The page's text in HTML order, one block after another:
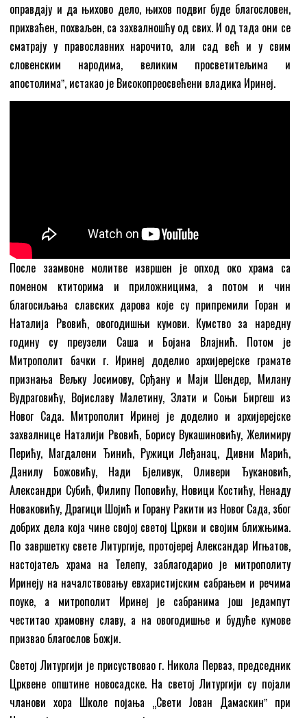
оправдају и да њихово дело, њихов подвиг буде благословен,
прихваћен, похваљен, са захвалношћу од свих. И од тада они се
сматрају у православних нарочито, али сад већ и у свим
словенским народима, великим просветитељима и
апостолимаˮ, истакао је Високопреосвећени владика Иринеј.
После заамвоне молитве извршен је опход око храма са
поменом ктиторима и приложницима, а потом и чин
благосиљања славских дарова које су припремили Горан и
Наталија Рвовић, овогодишњи кумови. Кумство за наредну
годину су преузели Саша и Бојана Влајнић. Потом је
Митрополит бачки г. Иринеј доделио архијерејске грамате
признања Вељку Јосимову, Срђану и Маји Шендер, Милану
Вудраговићу, Војиславу Малетину, Злати и Соњи Биргеш из
Новог Сада. Митрополит Иринеј је доделио и архијерејске
захвалнице Наталији Рвовић, Борису Вукашиновићу, Желимиру
Перићу, Магдалени Ђинић, Ружици Леђанац, Дивни Марић,
Данилу Божовићу, Нади Бјеливук, Оливери Ђукановић,
Александри Субић, Филипу Поповићу, Новици Костићу, Ненаду
Новаковићу, Драгици Шојић и Горану Ракити из Новог Сада, због
добрих дела која чине својој светој Цркви и својим ближњима.
По завршетку свете Литургије, протојереј Александар Игњатов,
настојатељ храма на Телепу, заблагодарио је митрополиту
Иринеју на началствовању евхаристијским сабрањем и речима
поуке, а митрополит Иринеј је сабранима још једампут
честитао храмовну славу, а на овогодишње и будуће кумове
призвао благослов Божји.
Светој Литургији је присуствовао г. Никола Перваз, председник
Црквене општине новосадске. На светој Литургији су појали
чланови хора Школе појања „Свети Јован Дамаскинˮ при